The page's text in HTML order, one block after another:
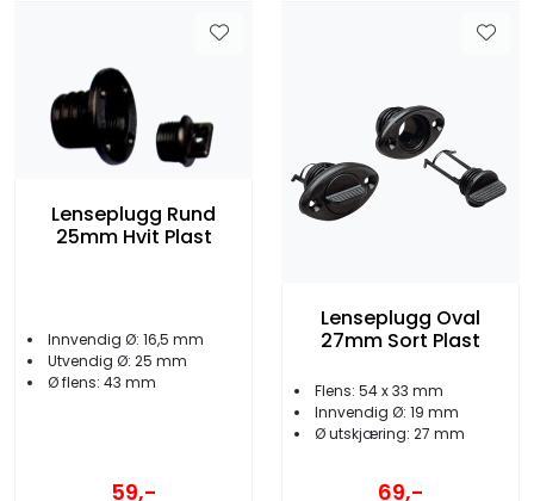
Lenseplugg Rund
25mm Hvit Plast
Innvendig Ø: 16,5 mm
Utvendig Ø: 25 mm
Ø flens: 43 mm
59,-
Lenseplugg Oval
27mm Sort Plast
Flens: 54 x 33 mm
Innvendig Ø: 19 mm
Ø utskjæring: 27 mm
69,-